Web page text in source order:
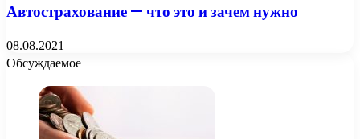
Автострахование — что это и зачем нужно
08.08.2021
Обсуждаемое